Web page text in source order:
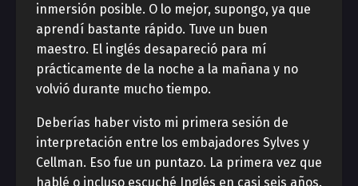
inmersión posible. O lo mejor, supongo, ya que
aprendí bastante rápido. Tuve un buen
maestro. El inglés desapareció para mí
prácticamente de la noche a la mañana y no
volvió durante mucho tiempo.
Deberías haber visto mi primera sesión de
interpretación entre los embajadores Sylves y
Cellman. Eso fue un puntazo. La primera vez que
hablé o incluso escuché Inglés en casi seis años.